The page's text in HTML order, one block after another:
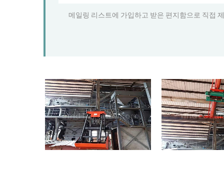
메일링 리스트에 가입하고 받은 편지함으로 직접